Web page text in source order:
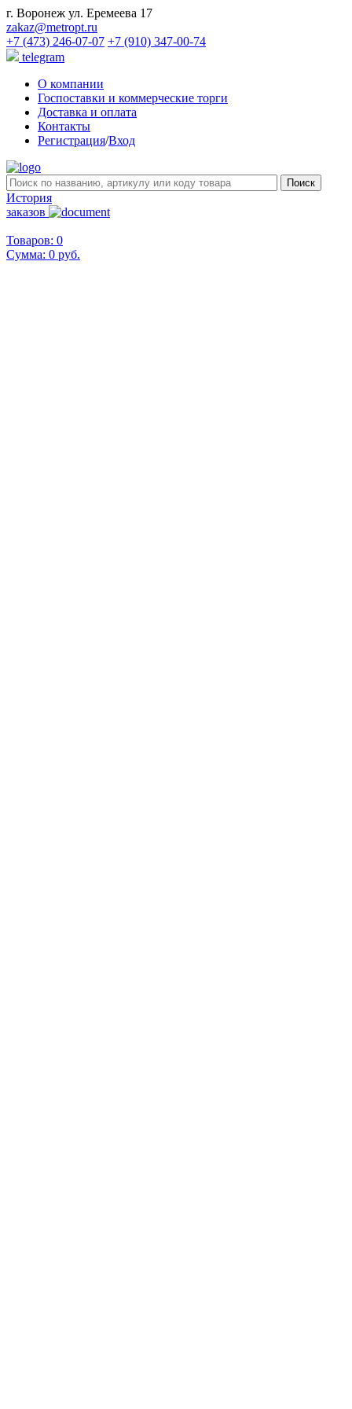
г. Воронеж ул. Еремеева 17
zakaz@metropt.ru
+7 (473) 246-07-07 +7 (910) 347-00-74
telegram
О компании
Госпоставки и коммерческие торги
Доставка и оплата
Контакты
Регистрация/Вход
История
заказов
Товаров: 0
Сумма: 0 руб.